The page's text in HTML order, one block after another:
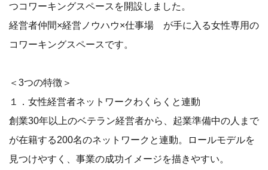
つコワーキングスペースを開設しました。
経営者仲間×経営ノウハウ×仕事場 が手に入る女性専用の
コワーキングスペースです。
＜3つの特徴＞
１．女性経営者ネットワークわくらくと連動
創業30年以上のベテラン経営者から、起業準備中の人まで
が在籍する200名のネットワークと連動。ロールモデルを
見つけやすく、事業の成功イメージを描きやすい。